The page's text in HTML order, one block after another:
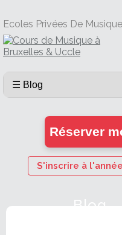
Ecoles Privées De Musique
Réserver
S'inscrire à
Blog